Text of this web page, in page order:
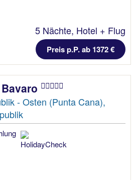
5 Nächte, Hotel + Flug
Preis p.P. ab 1372 €
- Osten (Punta Cana),